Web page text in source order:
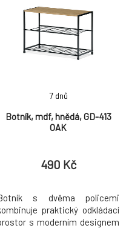
DR-B011 NAT
Botník, mdf, hnědá, GD-413
OAK
7 dnů
490 Kč
s dvěma policemi
praktický odkládací
s moderním designem